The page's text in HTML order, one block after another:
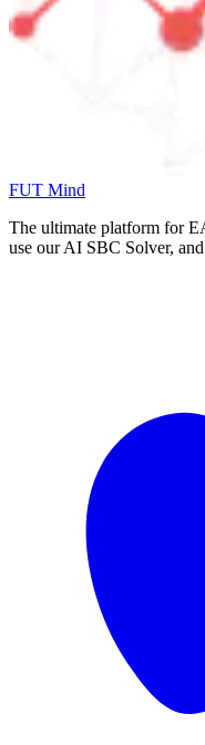
FUT Mind
The ultimate platform for
use our AI SBC Solver,